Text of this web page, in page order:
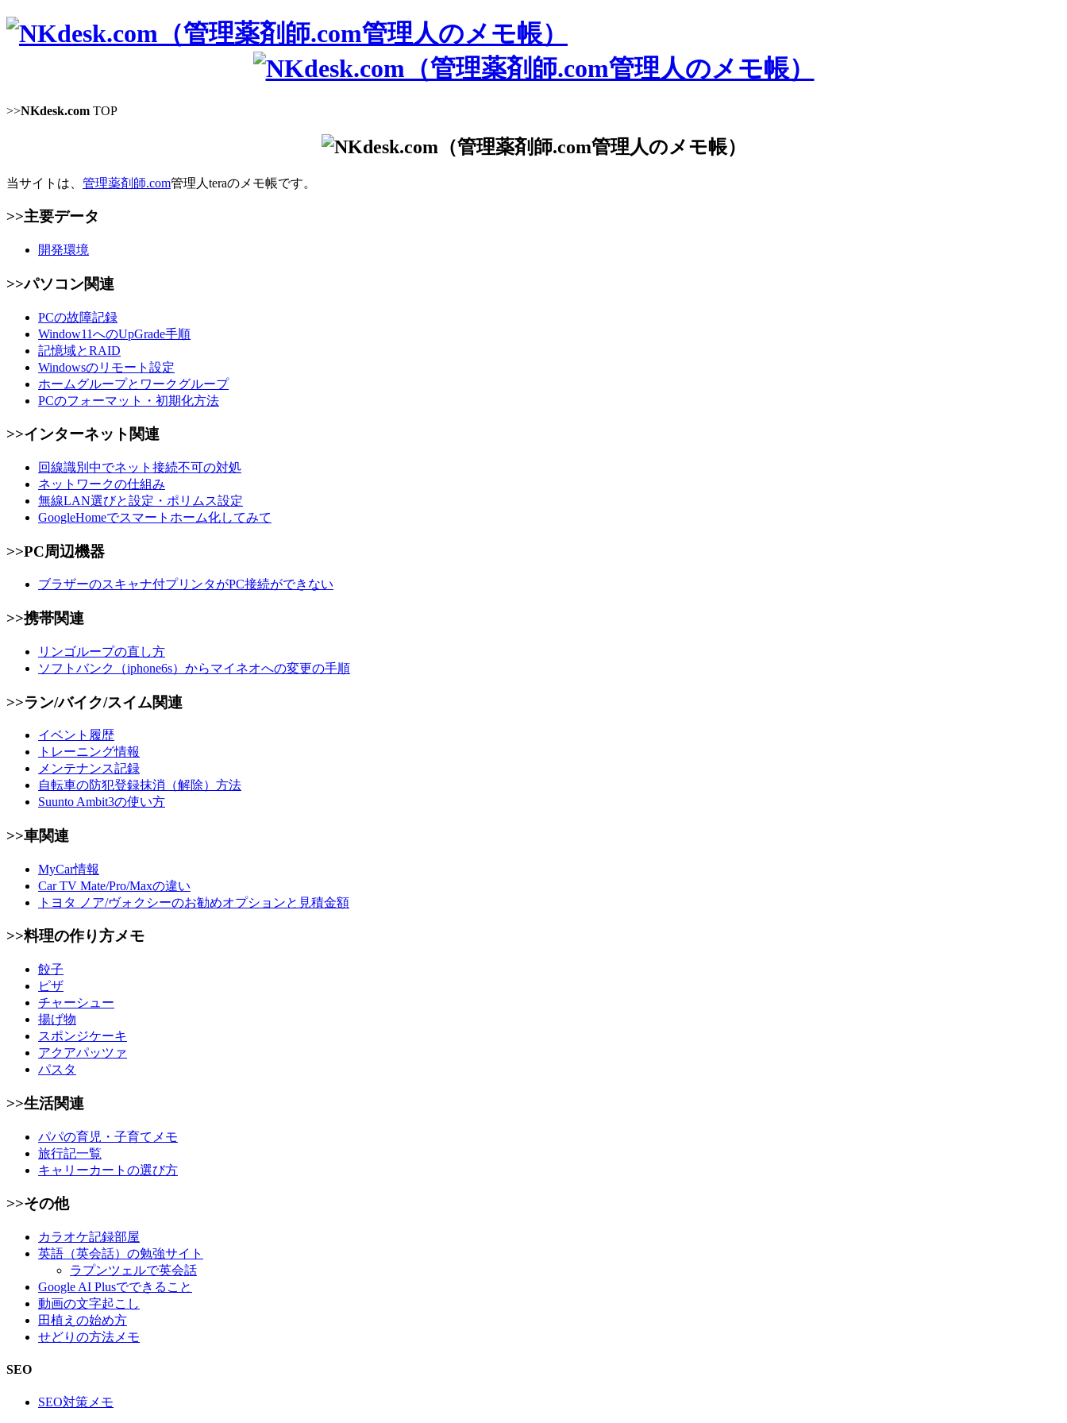
>>NKdesk.com TOP
当サイトは、 管理薬剤師.com管理人teraのメモ帳です。
>>主要データ
開発環境
>>パソコン関連
PCの故障記録
Window11へのUpGrade手順
記憶域とRAID
Windowsのリモート設定
ホームグループとワークグループ
PCのフォーマット・初期化方法
>>インターネット関連
回線識別中でネット接続不可の対処
ネットワークの仕組み
無線LAN選びと設定・ポリムス設定
GoogleHomeでスマートホーム化してみて
>>PC周辺機器
ブラザーのスキャナ付プリンタがPC接続ができない
>>携帯関連
リンゴループの直し方
ソフトバンク（iphone6s）からマイネオへの変更の手順
>>ラン/バイク/スイム関連
イベント履歴
トレーニング情報
メンテナンス記録
自転車の防犯登録抹消（解除）方法
Suunto Ambit3の使い方
>>車関連
MyCar情報
Car TV Mate/Pro/Maxの違い
トヨタ ノア/ヴォクシーのお勧めオプションと見積金額
>>料理の作り方メモ
餃子
ピザ
チャーシュー
揚げ物
スポンジケーキ
アクアパッツァ
パスタ
>>生活関連
パパの育児・子育てメモ
旅行記一覧
キャリーカートの選び方
>>その他
カラオケ記録部屋
英語（英会話）の勉強サイト
ラプンツェルで英会話
Google AI Plusでできること
動画の文字起こし
田植えの始め方
せどりの方法メモ
SEO
SEO対策メモ